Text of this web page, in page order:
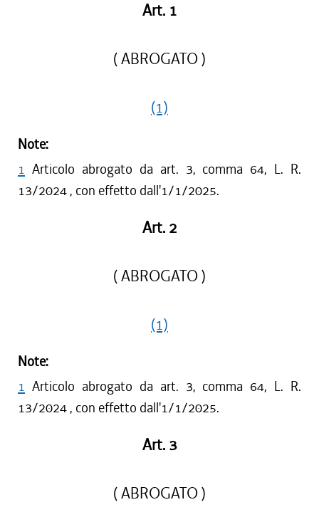
Art. 1
( ABROGATO )
(1)
Note:
1 Articolo abrogato da art. 3, comma 64, L. R.
13/2024 , con effetto dall'1/1/2025.
Art. 2
( ABROGATO )
(1)
Note:
1 Articolo abrogato da art. 3, comma 64, L. R.
13/2024 , con effetto dall'1/1/2025.
Art. 3
( ABROGATO )